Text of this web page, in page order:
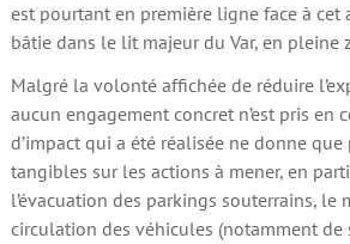
est pourtant en première ligne face à cet
bâtie dans le lit majeur du Var, en pleine
Malgré la volonté affichée de réduire
aucun engagement concret n’est pris en
d’impact qui a été réalisée ne donne que
tangibles sur les actions à mener, en
l’évacuation des parkings souterrains, le
circulation des véhicules (notamment de